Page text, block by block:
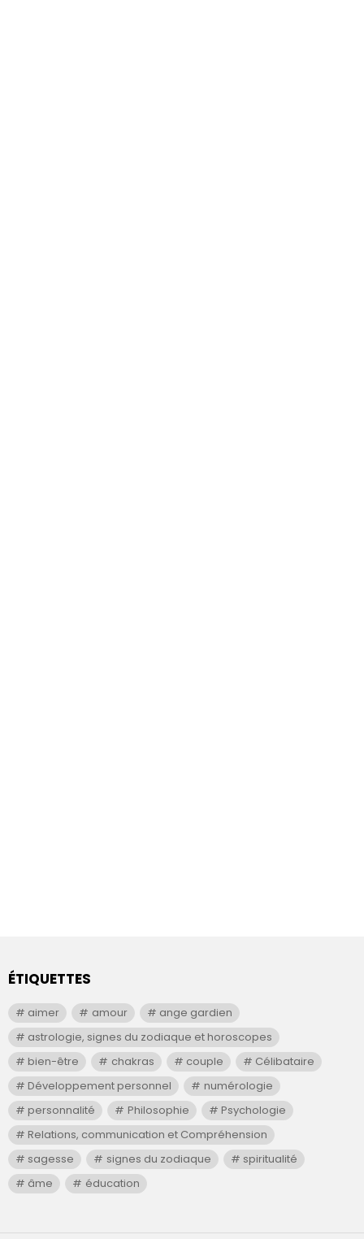
ÉTIQUETTES
aimer amour
ange gardien
astrologie, signes du zodiaque et horoscopes
bien-être
chakras couple
Célibataire
Développement personnel
numérologie
personnalité
Philosophie
Psychologie
Relations, communication et Compréhension
sagesse
signes du zodiaque
spiritualité
âme
éducation